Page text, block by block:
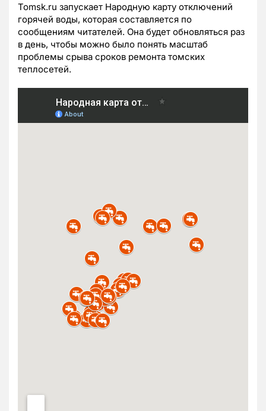
Tomsk.ru запускает Народную карту отключений
горячей воды, которая составляется по
сообщениям читателей. Она будет обновляться раз
в день, чтобы можно было понять масштаб
проблемы срыва сроков ремонта томских
теплосетей.